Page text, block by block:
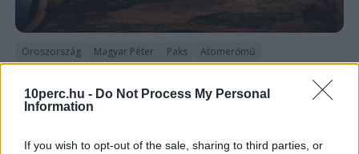
10perc.hu - Do Not Process My Personal
Information
If you wish to opt-out of the sale, sharing to third parties, or
Oroszország Magyar Péter Paks Atomerőmű
vízhiányt kihasználva bírálta gúnyosan Magyar Pétert
korábbi, Paks II-ről tett kritikus kijelentései miatt.